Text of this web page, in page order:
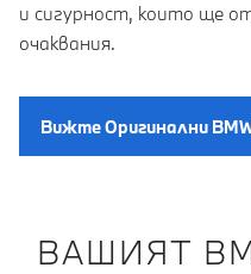
и сигурност, които ще
очаквания.
Вижте Oригинални
ВАШИЯТ